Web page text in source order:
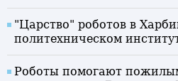
"Царство" роботов в
политехническом
Роботы помогают